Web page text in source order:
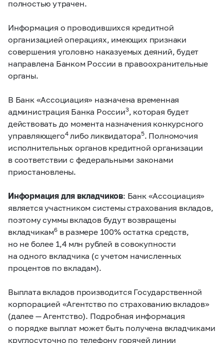
полностью утрачен.
Информация о проводившихся кредитной
организацией операциях, имеющих признаки
совершения уголовно наказуемых деяний, будет
направлена Банком России в правоохранительные
органы.
В Банк «Ассоциация» назначена временная
администрация Банка России3, которая будет
действовать до момента назначения конкурсного
управляющего4либо ликвидатора5. Полномочия
исполнительных органов кредитной организации
в соответствии с федеральными законами
приостановлены.
Информация для вкладчиков: Банк «Ассоциация»
является участником системы страхования вкладов,
поэтому суммы вкладов будут возвращены
вкладчикам6в размере 100% остатка средств,
но не более 1,4 млн рублей в совокупности
на одного вкладчика (с учетом начисленных
процентов по вкладам).
Выплата вкладов производится Государственной
корпорацией «Агентство по страхованию вкладов»
(далее — Агентство). Подробная информация
о порядке выплат может быть получена вкладчиками
круглосуточно по телефону горячей линии